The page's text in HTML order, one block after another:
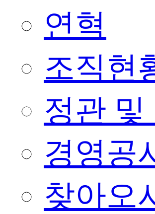
연혁
조직현
정관 및
경영공
찾아오